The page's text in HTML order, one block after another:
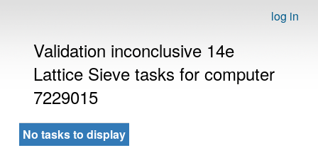
log in
Validation inconclusive 14e
Lattice Sieve tasks for computer
7229015
No tasks to display